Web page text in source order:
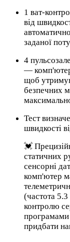
1 ват-
від
заданої
4
— комп'ютер
щоб
безпечних
Тест
швидкості
💓
статичних
сенсорні
комп'ютер
(частота
контролю
програмами
придбати